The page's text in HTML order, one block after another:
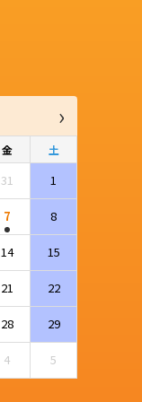
›
金 土
31 1
7 8
14 15
21 22
28 29
4 5